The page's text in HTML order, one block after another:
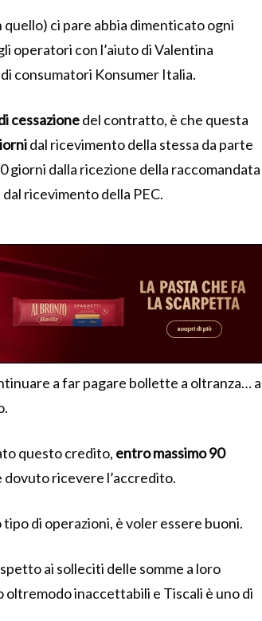
quello) ci pare abbia dimenticato ogni
operatori con l’aiuto di Valentina
consumatori Konsumer Italia.
cessazionedel contratto, è che questa
dal ricevimento della stessa da parte
giorni dalla ricezione della raccomandata
ricevimento della PEC.
a far pagare bollette a oltranza… a
questo credito, entro massimo 90
dovuto ricevere l’accredito.
di operazioni, è voler essere buoni.
ai solleciti delle somme a loro
inaccettabili e Tiscali è uno di